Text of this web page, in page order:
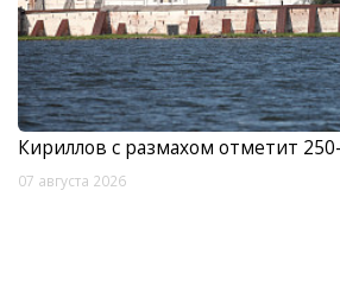
Кириллов с размахом отметит
07 августа 2026